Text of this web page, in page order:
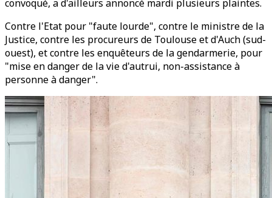
convoqué, a d'ailleurs annoncé mardi plusieurs plaintes.
Contre l'Etat pour "faute lourde", contre le ministre de la
Justice, contre les procureurs de Toulouse et d'Auch (sud-
ouest), et contre les enquêteurs de la gendarmerie, pour
"mise en danger de la vie d'autrui, non-assistance à
personne à danger".